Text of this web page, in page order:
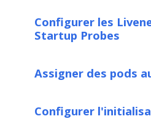
Configurer les
Startup Probes
Assigner des pods
Configurer